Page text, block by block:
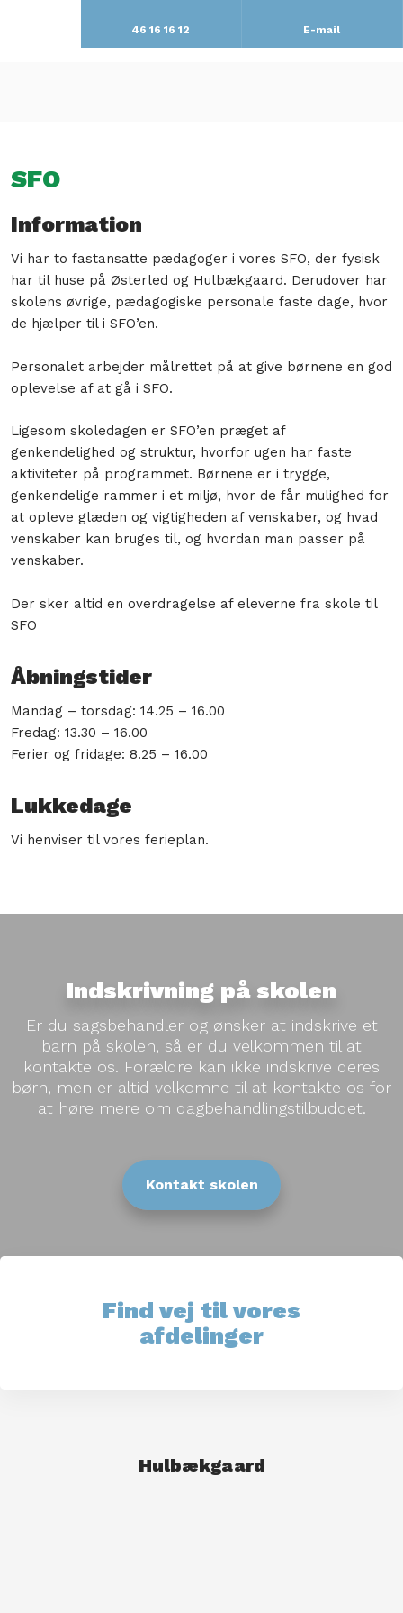
46 16 16 12 E-mail
SFO​
Information​
​Vi har to fastansatte pædagoger i vores SFO, der fysisk
har til huse på Østerled og Hulbækgaard. Derudover har
skolens øvrige, pædagogiske personale faste dage, hvor
de hjælper til i SFO’en.
Personalet arbejder målrettet på at give børnene en god
oplevelse af at gå i SFO.
Ligesom skoledagen er SFO’en præget af
genkendelighed og struktur, hvorfor ugen har faste
aktiviteter på programmet. Børnene er i trygge,
genkendelige rammer i et miljø, hvor de får mulighed for
at opleve glæden og vigtigheden af venskaber, og hvad
venskaber kan bruges til, og hvordan man passer på
venskaber.
Der sker altid en overdragelse af eleverne fra skole til
SFO
Åbningstider
Mandag – torsdag: 14.25 – 16.00
Fredag: 13.30 – 16.00
Ferier og fridage: 8.25 – 16.00
Lukkedage
Vi henviser til vores ferieplan.
Indskrivning på skolen
Er du sagsbehandler og ønsker at indskrive et
barn på skolen, så er du velkommen til at
kontakte os. Forældre kan ikke indskrive deres
børn, men er altid velkomne til at kontakte os for
at høre mere om dagbehandlingstilbuddet.
​Kontakt skolen
Find vej til vores
afdelinger​
Hulbækgaard​